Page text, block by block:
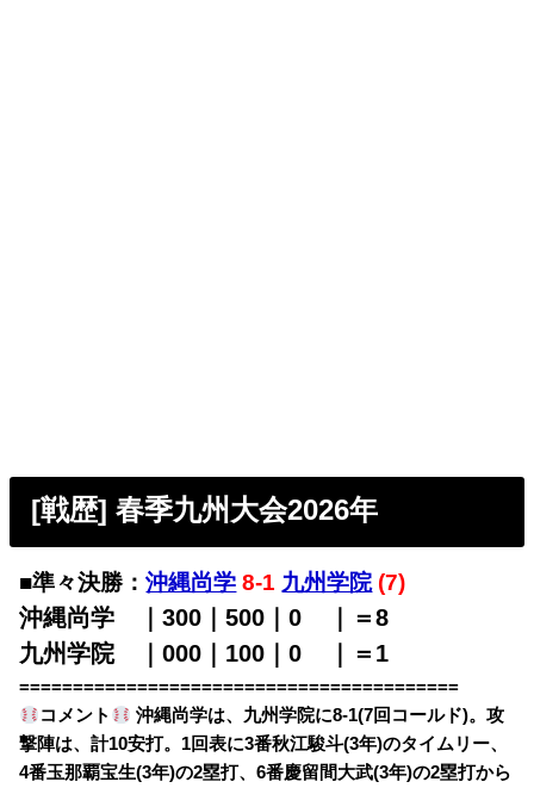
[戦歴] 春季九州大会2026年
■準々決勝：沖縄尚学 8-1 九州学院 (7)
沖縄尚学 ｜300｜500｜0
｜＝8
九州学院 ｜000｜100｜0
｜＝1
=========================================
コメント
沖縄尚学は、九州学院に8-1(7回コールド)。攻
撃陣は、計10安打。1回表に3番秋江駿斗(3年)のタイムリー、
4番玉那覇宝生(3年)の2塁打、6番慶留間大武(3年)の2塁打から